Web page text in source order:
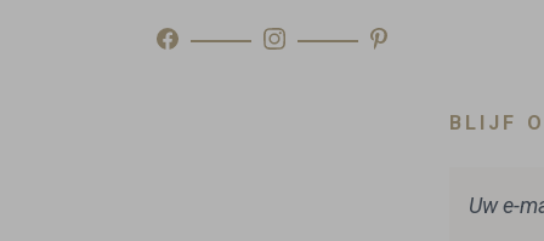
BLIJF